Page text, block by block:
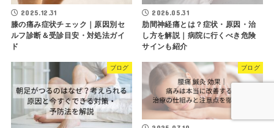
2025.12.31
膝の痛み症状チェック｜原因別セ
ルフ診断＆受診目安・対処法ガイ
ド
2026.05.31
肋間神経痛とは？症状・原因・治
し方を解説｜病院に行くべき危険
サインも紹介
ブログ ブログ